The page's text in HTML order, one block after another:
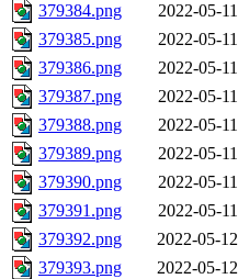
379384.png
2022-05-
379385.png
2022-05-
379386.png
2022-05-
379387.png
2022-05-
379388.png
2022-05-
379389.png
2022-05-
379390.png
2022-05-
379391.png
2022-05-
379392.png
2022-05-
379393.png
2022-05-